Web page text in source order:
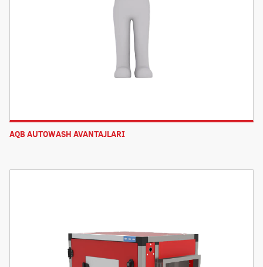
AQB AUTOWASH AVANTAJLARI